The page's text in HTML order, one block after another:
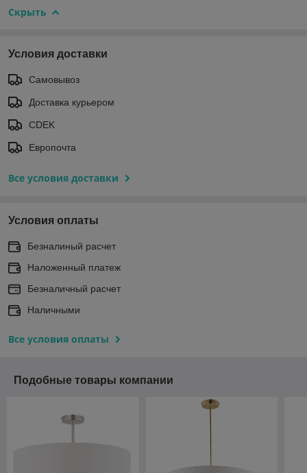
Скрыть
Условия доставки
Самовывоз
Доставка курьером
CDEK
Европочта
Все условия доставки
Условия оплаты
Безналиный расчет
Наложенный платеж
Безналичный расчет
Наличными
Все условия оплаты
Подобные товары компании